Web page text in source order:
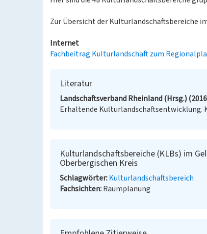
Zur Übersicht der Kulturlandschaftsbereiche
Internet
Fachbeitrag Kulturlandschaft zum
Literatur
Landschaftsverband Rheinland (Hrsg.)
Erhaltende Kulturlandschaftsentwicklung.
Kulturlandschaftsbereiche (KLBs) im
Oberbergischen Kreis
Schlagwörter Kulturlandschaftsbereich
Fachsichten Raumplanung